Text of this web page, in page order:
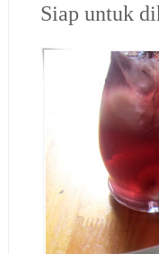
Siap untuk